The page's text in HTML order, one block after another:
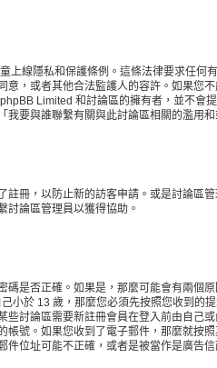
上線隱私和保護條例。這條法律要求任何
意，或者其他合法監護人的容許。如果您
Limited 和討論區的擁有者，並不會
我要與誰聯繫有關與此討論區相關的濫用
註冊，以防止新的訪客申請。或是討論區
討論區管理員以獲得協助。
碼是否正確。如果是，那麼可能會有兩個
小於 13 歲，那麼您必須先按照您收到的
些討論區需要新註冊會員在登入前由自己
帳號。如果您收到了電子郵件，那麼就按
件位址可能不正確，或者是被當作是廣告